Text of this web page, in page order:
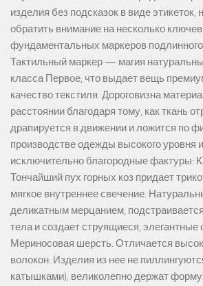
изделия без подсказок в виде этикеток,
обратить внимание на несколько
фундаментальных маркеров подлинного
Тактильный маркер — магия
класса Первое, что выдает вещь
качество текстиля. Дороговизна
расстоянии благодаря тому, как ткань
драпируется в движении и ложится по
производстве одежды высокого уровня
исключительно благородные фактуры:
Тончайший пух горных коз придает
мягкое внутреннее свечение.
деликатным мерцанием,
тела и создает струящиеся, элегантные
Мериносовая шерсть. Отличается
волокон. Изделия из нее не
катышками), великолепно держат